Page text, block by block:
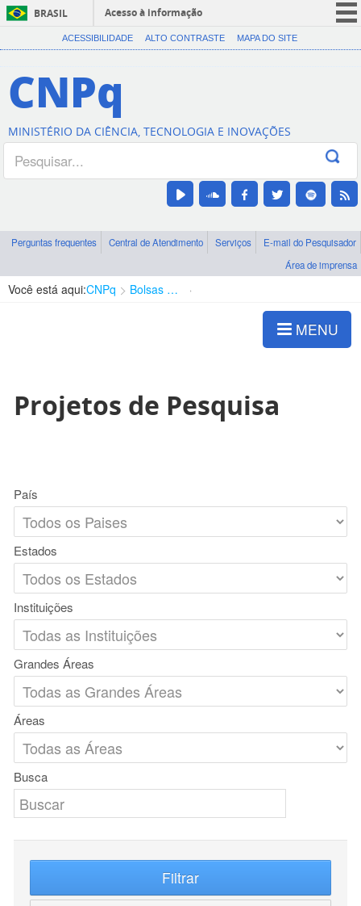
BRASIL
Acesso à informação
CORONAVÍRUS (COVID-19)
Canais
ACESSIBILIDADE ALTO CONTRASTE MAPA DO SITE
CNPq
MINISTÉRIO DA CIÊNCIA, TECNOLOGIA E INOVAÇÕES
Perguntas frequentes Central de Atendimento Serviços
E-mail do Pesquisador
Área de imprensa
Você está aqui:CNPq Bolsas e Auxílios Vigentes
MENU
Projetos de Pesquisa
País
Estados
Instituições
Grandes Áreas
Áreas
Busca
Filtrar